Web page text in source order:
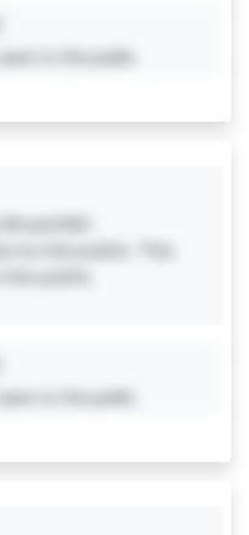
to the public.
and #20 -
to the public. This
public.
to the public.